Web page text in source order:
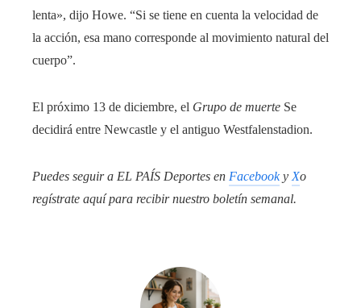
lenta», dijo Howe. “Si se tiene en cuenta la velocidad de
la acción, esa mano corresponde al movimiento natural del
cuerpo”.
El próximo 13 de diciembre, el Grupo de muerte Se
decidirá entre Newcastle y el antiguo Westfalenstadion.
Puedes seguir a EL PAÍS Deportes en Facebooky Xo
regístrate aquí para recibirnuestro boletín semanal.